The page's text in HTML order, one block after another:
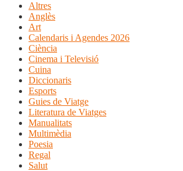
Altres
Anglès
Art
Calendaris i Agendes 2026
Ciència
Cinema i Televisió
Cuina
Diccionaris
Esports
Guies de Viatge
Literatura de Viatges
Manualitats
Multimèdia
Poesia
Regal
Salut